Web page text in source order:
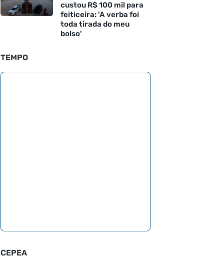
custou R$ 100 mil para
feiticeira: 'A verba foi
toda tirada do meu
bolso'
TEMPO
CEPEA